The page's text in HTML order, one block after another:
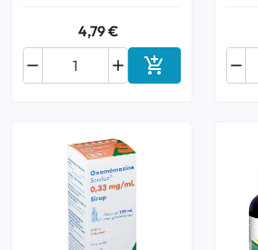
4,79 €

 Ajouter au panier
